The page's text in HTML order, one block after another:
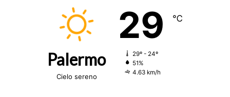
Palermo
Cielo sereno
29 ℃
29º - 24º
51%
4.63 km/h